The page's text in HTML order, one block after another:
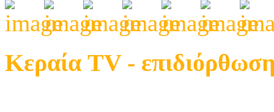
Κεραία TV -